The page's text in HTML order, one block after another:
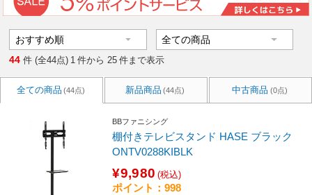
44 件 (全44点) 1 件から 25 件まで表示
全ての商品 (44点) 新品商品 (44点) 中古商品 (0点)
BBファニシング
棚付きテレビスタンド HASE ブラック
ONTV0288KIBLK
¥9,980 (税込)
ポイント：998